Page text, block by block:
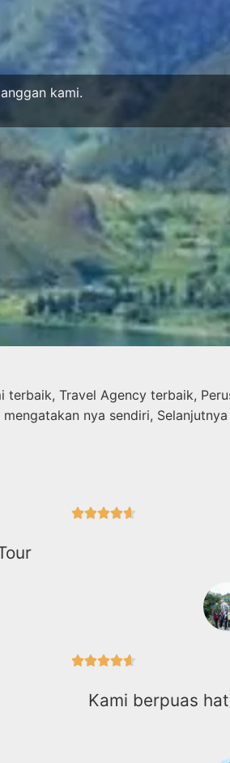
kami.
Travel Agency terbaik,
nya sendiri, Selanjutnya


Kami berpuas